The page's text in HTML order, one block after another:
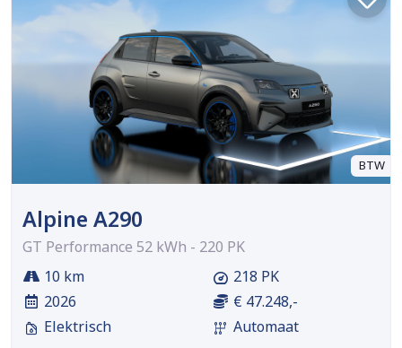
BTW
Alpine A290
GT Performance 52 kWh - 220 PK
10 km
2026
Elektrisch
218 PK
€ 47.248,-
Automaat